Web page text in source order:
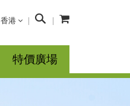
香港
搜
特價廣場